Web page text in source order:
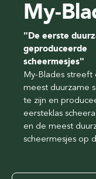
My-
"De eerste
geproduceerde
scheermesjes"
My-Blades streeft
meest duurzame
te zijn en
eersteklas
en de meest
scheermesjes op